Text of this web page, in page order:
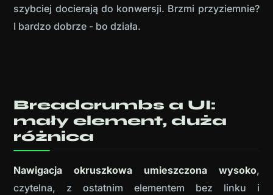
szybciej docierają do konwersji. Brzmi przyziemnie?
I bardzo dobrze - bo działa.
Breadcrumbs a UI:
mały element, duża
różnica
Nawigacja okruszkowa umieszczona wysoko,
czytelna, z ostatnim elementem bez linku i